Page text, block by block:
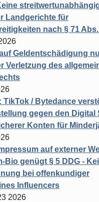
Landgerichte für
nach § 71 Abs.
Geldentschädigung
Verletzung des
TikTok / Bytedance
gegen den Digital
Konten für
auf externer
Bio genügt § 5 DDG -
bei offenkundiger
Influencers
2026